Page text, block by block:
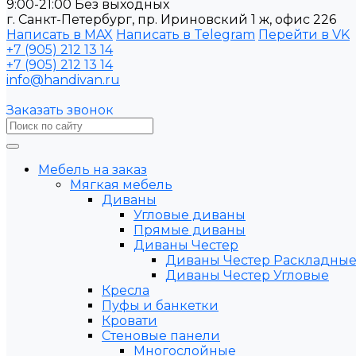
9:00-21:00 Без выходных
г. Санкт-Петербург, пр. Ириновский 1 ж, офис 226
Написать в MAX Написать в Telegram Перейти в VK
+7 (905) 212 13 14
+7 (905) 212 13 14
info@handivan.ru
Заказать звонок
Мебель на заказ
Мягкая мебель
Диваны
Угловые диваны
Прямые диваны
Диваны Честер
Диваны Честер Раскладные
Диваны Честер Угловые
Кресла
Пуфы и банкетки
Кровати
Стеновые панели
Многослойные